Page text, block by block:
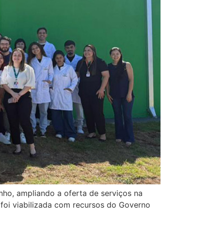
ampliando a oferta de serviços na
viabilizada com recursos do Governo